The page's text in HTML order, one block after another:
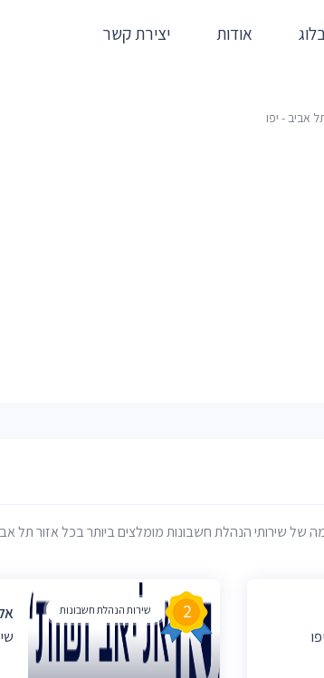
אודות יצירת קשר
אביב - יפו
שירותי הנהלת חשבונות מומלצים ביותר בכל אזור תל
שירות הנהלת חשבונות 2